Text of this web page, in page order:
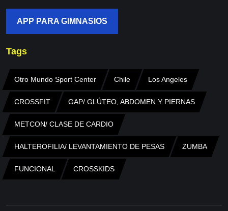
APP PARA GIMNASIOS
Tags
Otro Mundo Sport Center Chile Los Angeles
CROSSFIT GAP/ GLÚTEO, ABDOMEN Y PIERNAS
METCON/ CLASE DE CARDIO
HALTEROFILIA/ LEVANTAMIENTO DE PESAS ZUMBA
FUNCIONAL CROSSKIDS